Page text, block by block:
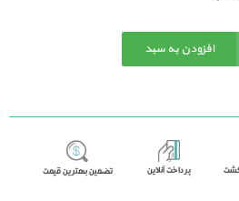
افزودن به سبد
پرداخت آنلاین تضمین بهترین قیمت